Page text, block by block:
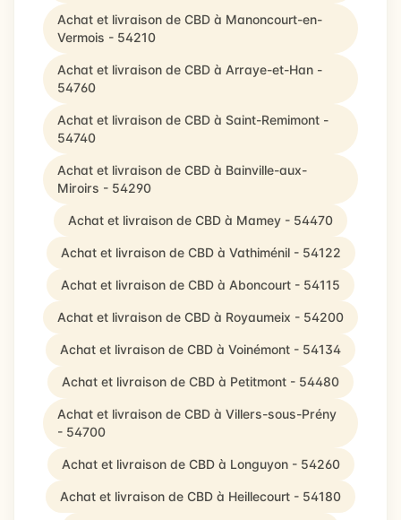
Achat et livraison de CBD à Manoncourt-en-
Vermois - 54210
Achat et livraison de CBD à Arraye-et-Han -
54760
Achat et livraison de CBD à Saint-Remimont -
54740
Achat et livraison de CBD à Bainville-aux-
Miroirs - 54290
Achat et livraison de CBD à Mamey - 54470
Achat et livraison de CBD à Vathiménil - 54122
Achat et livraison de CBD à Aboncourt - 54115
Achat et livraison de CBD à Royaumeix - 54200
Achat et livraison de CBD à Voinémont - 54134
Achat et livraison de CBD à Petitmont - 54480
Achat et livraison de CBD à Villers-sous-Prény
- 54700
Achat et livraison de CBD à Longuyon - 54260
Achat et livraison de CBD à Heillecourt - 54180